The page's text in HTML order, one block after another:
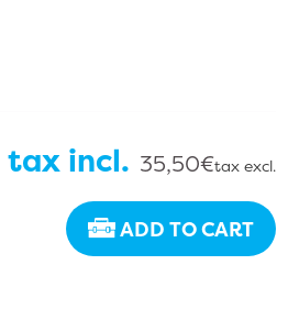
tax incl. 35,50€tax excl.
ADD TO CART